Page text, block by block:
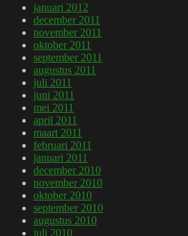
januari 2012
december 2011
november 2011
oktober 2011
september 2011
augustus 2011
juli 2011
juni 2011
mei 2011
april 2011
maart 2011
februari 2011
januari 2011
december 2010
november 2010
oktober 2010
september 2010
augustus 2010
juli 2010